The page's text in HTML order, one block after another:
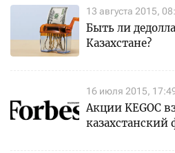
13 августа 2015,
Быть ли
Казахстане?
16 июля 2015,
Акции KEGOC